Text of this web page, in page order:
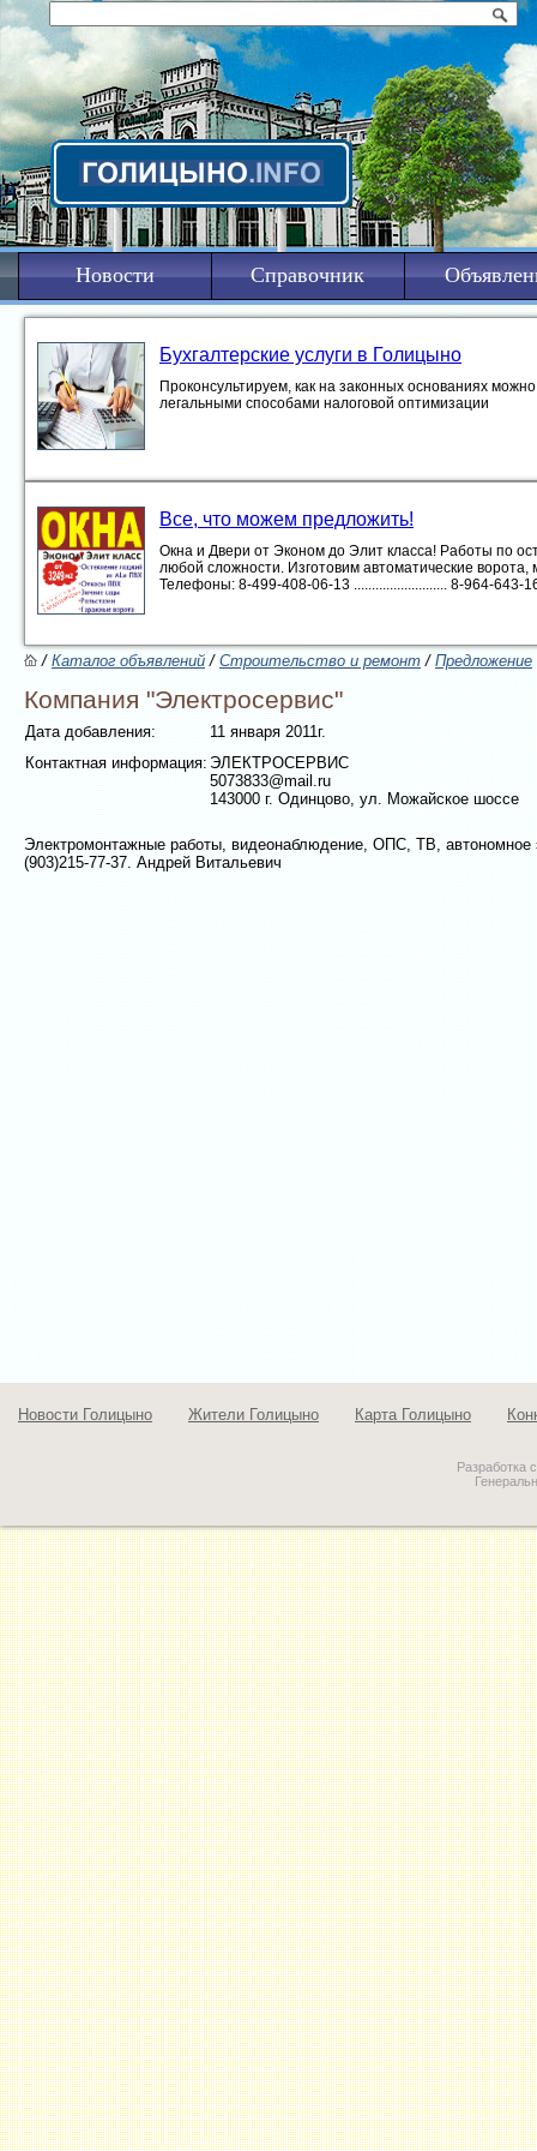
Новости Справочник
Бухгалтерские услуги в Голицыно
Проконсультируем, как на законных основаниях
легальными способами налоговой оптимизации
Все, что можем предложить!
Окна и Двери от Эконом до Элит класса! Работы по
любой сложности. Изготовим автоматические ворота,
Телефоны: 8-499-408-06-13 .......................... 8-964-643-
/Каталог объявлений/Строительство и ремонт/Предложение
Компания "Электросервис"
Дата добавления:
11 января 2011г.
Контактная информация: ЭЛЕКТРОСЕРВИС
5073833@mail.ru
143000 г. Одинцово, ул. Можайское шоссе
Электромонтажные работы, видеонаблюдение, ОПС, ТВ, автономное
(903)215-77-37. Андрей Витальевич
Новости Голицыно Жители Голицыно Карта Голицыно
Разработка